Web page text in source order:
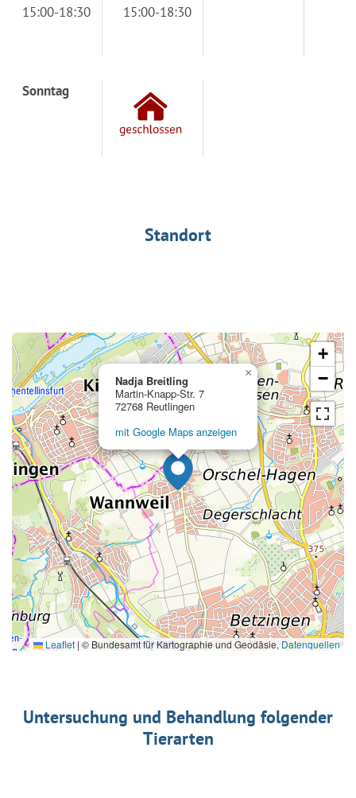
15:00-18:30
15:00-18:30
Sonntag
Standort
Nadja Breitling
Martin-Knapp-Str. 7
72768 Reutlingen
mit Google Maps anzeigen
×
+
−
Leaflet | © Bundesamt für Kartographie und Geodäsie, Datenquellen
Untersuchung und Behandlung folgender
Tierarten